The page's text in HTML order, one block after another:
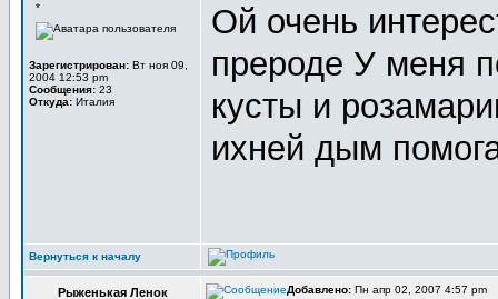
*
Зарегистрирован: Вт ноя 09,
2004 12:53 pm
Сообщения: 23
Откуда: Италия
Ой очень
прероде У меня
кусты и
ихней дым
Вернуться к началу
Рыженькая Ленок Добавлено: Пн апр 02, 2007 4:57 pm